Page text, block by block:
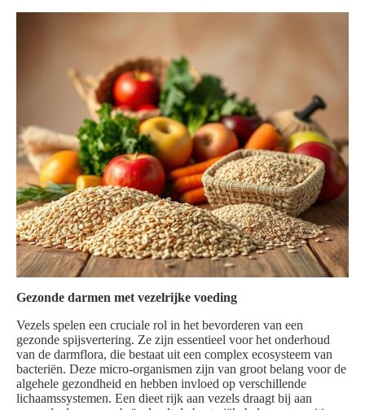
Gezonde darmen met vezelrijke voeding
Vezels spelen een cruciale rol in het bevorderen van een
gezonde spijsvertering. Ze zijn essentieel voor het onderhoud
van de darmflora, die bestaat uit een complex ecosysteem van
bacteriën. Deze micro-organismen zijn van groot belang voor de
algehele gezondheid en hebben invloed op verschillende
lichaamssystemen. Een dieet rijk aan vezels draagt bij aan